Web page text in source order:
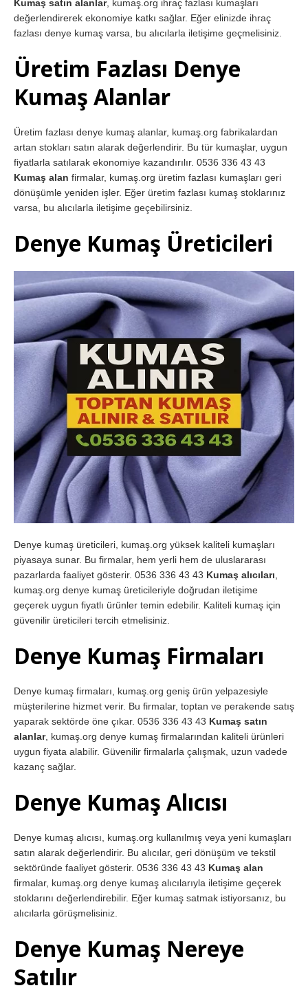
Kumaş satın alanlar, kumaş.org ihraç fazlası kumaşları
değerlendirerek ekonomiye katkı sağlar. Eğer elinizde ihraç
fazlası denye kumaş varsa, bu alıcılarla iletişime geçmelisiniz.
Üretim Fazlası Denye
Kumaş Alanlar
Üretim fazlası denye kumaş alanlar, kumaş.org fabrikalardan
artan stokları satın alarak değerlendirir. Bu tür kumaşlar, uygun
fiyatlarla satılarak ekonomiye kazandırılır. 0536 336 43 43
Kumaş alan firmalar, kumaş.org üretim fazlası kumaşları geri
dönüşümle yeniden işler. Eğer üretim fazlası kumaş stoklarınız
varsa, bu alıcılarla iletişime geçebilirsiniz.
Denye Kumaş Üreticileri
Denye kumaş üreticileri, kumaş.org yüksek kaliteli kumaşları
piyasaya sunar. Bu firmalar, hem yerli hem de uluslararası
pazarlarda faaliyet gösterir. 0536 336 43 43 Kumaş alıcıları
kumaş.org denye kumaş üreticileriyle doğrudan iletişime
geçerek uygun fiyatlı ürünler temin edebilir. Kaliteli kumaş için
güvenilir üreticileri tercih etmelisiniz.
Denye Kumaş Firmaları
Denye kumaş firmaları, kumaş.org geniş ürün yelpazesiyle
müşterilerine hizmet verir. Bu firmalar, toptan ve perakende satış
yaparak sektörde öne çıkar. 0536 336 43 43 Kumaş satın
alanlar, kumaş.org denye kumaş firmalarından kaliteli ürünleri
uygun fiyata alabilir. Güvenilir firmalarla çalışmak, uzun vadede
kazanç sağlar.
Denye Kumaş Alıcısı
Denye kumaş alıcısı, kumaş.org kullanılmış veya yeni kumaşları
satın alarak değerlendirir. Bu alıcılar, geri dönüşüm ve tekstil
sektöründe faaliyet gösterir. 0536 336 43 43 Kumaş alan
firmalar, kumaş.org denye kumaş alıcılarıyla iletişime geçerek
stoklarını değerlendirebilir. Eğer kumaş satmak istiyorsanız, bu
alıcılarla görüşmelisiniz.
Denye Kumaş Nereye
Satılır